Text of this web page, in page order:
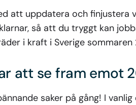
att uppdatera och finjustera
så att du tryggt kan
i kraft i Sverige sommaren
att se fram emot
saker på gång! I